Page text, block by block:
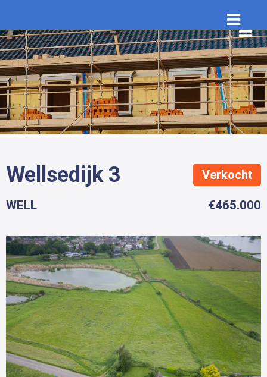
Wellsedijk 3 Verkocht
WELL €465.000